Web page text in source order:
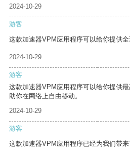
2024-10-29
游客
这款加速器VPM应用程序可以给你提供全
2024-10-29
游客
这款加速器VPM应用程序可以给你提供
助你在网络上自由移动。
2024-10-29
游客
这款加速器VPM应用程序已经为我们带来